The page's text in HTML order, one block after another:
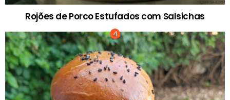
Rojões de Porco Estufados com Salsichas